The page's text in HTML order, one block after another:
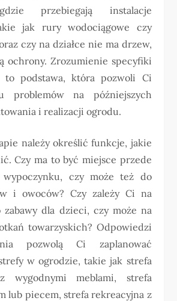
przebiegają instalacje
jak rury wodociągowe czy
czy na działce nie ma drzew,
ochrony. Zrozumienie specyfiki
to podstawa, która pozwoli Ci
problemów na późniejszych
i realizacji ogrodu.
należy określić funkcje, jakie
Czy ma to być miejsce przede
czy może też do
i owoców? Czy zależy Ci na
dla dzieci, czy może na
towarzyskich? Odpowiedzi
pozwolą Ci zaplanować
w ogrodzie, takie jak strefa
wygodnymi meblami, strefa
lub piecem, strefa rekreacyjna z